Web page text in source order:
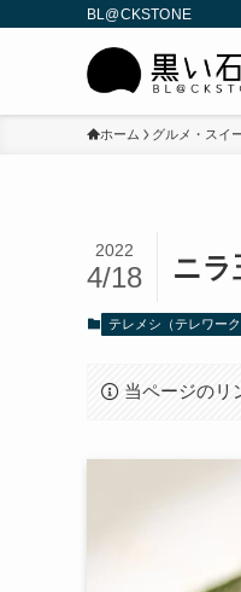
BL@CKSTONE
ホーム グルメ・スイ
ニラ
2022
4/18
テレメシ（テレワーク
当ページのリ